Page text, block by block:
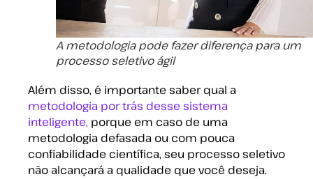
A metodologia pode fazer diferença para um
processo seletivo ágil
Além disso, é importante saber qual a
metodologia por trás desse sistema
inteligente, porque em caso de uma
metodologia defasada ou com pouca
confiabilidade científica, seu processo seletivo
não alcançará a qualidade que você deseja.